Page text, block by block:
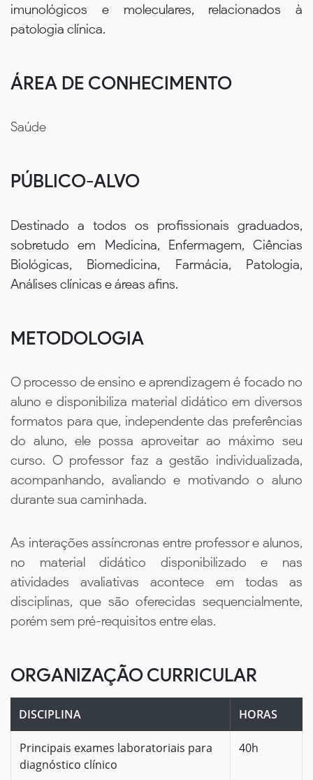
imunológicos e moleculares, relacionados à
patologia clínica.
ÁREA DE CONHECIMENTO
Saúde
PÚBLICO-ALVO
Destinado a todos os profissionais graduados,
sobretudo em Medicina, Enfermagem, Ciências
Biológicas, Biomedicina, Farmácia, Patologia,
Análises clínicas e áreas afins.
METODOLOGIA
O processo de ensino e aprendizagem é focado no
aluno e disponibiliza material didático em diversos
formatos para que, independente das preferências
do aluno, ele possa aproveitar ao máximo seu
curso. O professor faz a gestão individualizada,
acompanhando, avaliando e motivando o aluno
durante sua caminhada.
As interações assíncronas entre professor e alunos,
no material didático disponibilizado e nas
atividades avaliativas acontece em todas as
disciplinas, que são oferecidas sequencialmente,
porém sem pré-requisitos entre elas.
ORGANIZAÇÃO CURRICULAR
DISCIPLINA HORAS
Principais exames laboratoriais para
diagnóstico clínico
40h